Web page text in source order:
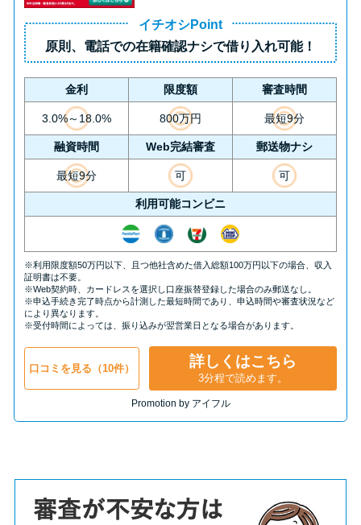
イチオシPoint
原則、 電話での在籍確認ナシで借り入れ可能！
金利 限度額 審査時間
3.0%～18.0% 800万円 最短9分
融資時間 Web完結審査 郵送物ナシ
最短9分 可 可
利用可能コンビニ
※利用限度額50万円以下、且つ他社含めた借入総額100万円以下の場合、収入
証明書は不要。
※Web契約時、カードレスを選択し口座振替登録した場合のみ郵送なし。
※申込手続き完了時点から計測した最短時間であり、申込時間や審査状況など
により異なります。
※受付時間によっては、振り込みが翌営業日となる場合があります。
口コミを見る（10件） 詳しくはこちら
3分程で読めます。
Promotion by アイフル